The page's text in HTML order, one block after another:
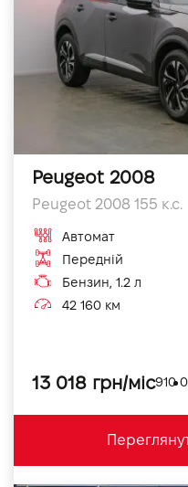
Peugeot 2008
Peugeot 2008 155 к.с.
Автомат
Передній
Бензин, 1.2 л
42 160 км
13 018 грн/міс910